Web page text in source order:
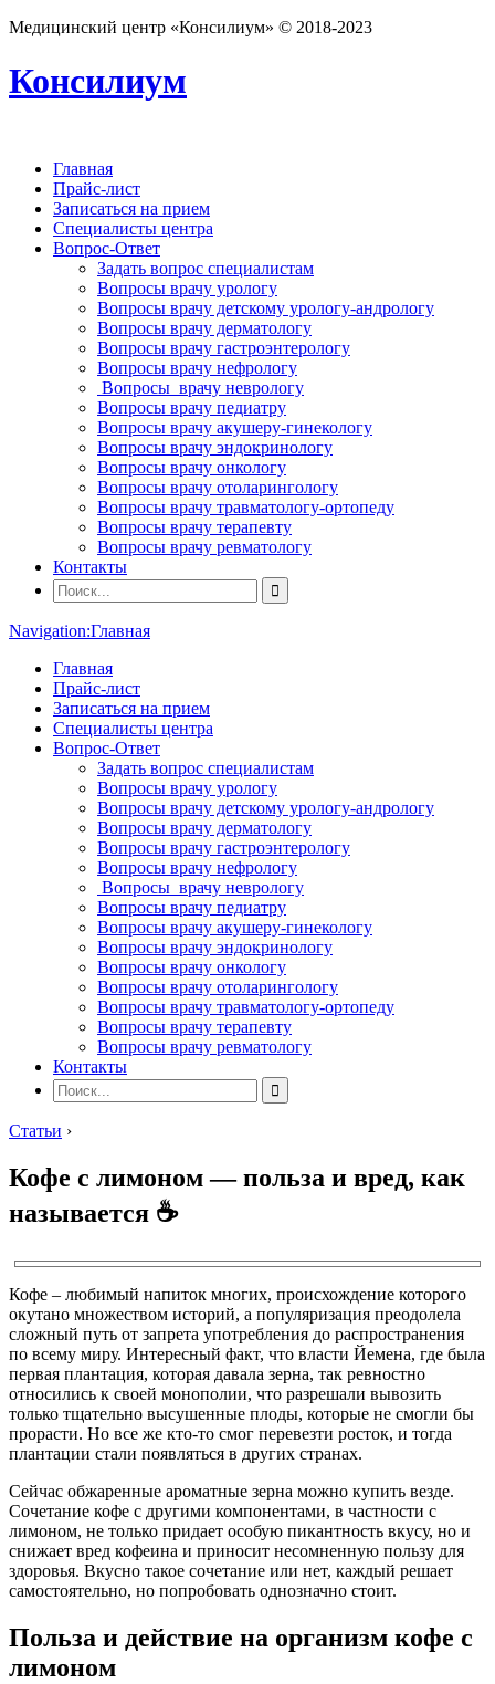
Медицинский центр «Консилиум» © 2018-2023
Консилиум
Главная
Прайс-лист
Записаться на прием
Специалисты центра
Вопрос-Ответ
Задать вопрос специалистам
Вопросы врачу урологу
Вопросы врачу детскому урологу-андрологу
Вопросы врачу дерматологу
Вопросы врачу гастроэнтерологу
Вопросы врачу нефрологу
Вопросы врачу неврологу
Вопросы врачу педиатру
Вопросы врачу акушеру-гинекологу
Вопросы врачу эндокринологу
Вопросы врачу онкологу
Вопросы врачу отоларингологу
Вопросы врачу травматологу-ортопеду
Вопросы врачу терапевту
Вопросы врачу ревматологу
Контакты
Navigation:Главная
Главная
Прайс-лист
Записаться на прием
Специалисты центра
Вопрос-Ответ
Задать вопрос специалистам
Вопросы врачу урологу
Вопросы врачу детскому урологу-андрологу
Вопросы врачу дерматологу
Вопросы врачу гастроэнтерологу
Вопросы врачу нефрологу
Вопросы врачу неврологу
Вопросы врачу педиатру
Вопросы врачу акушеру-гинекологу
Вопросы врачу эндокринологу
Вопросы врачу онкологу
Вопросы врачу отоларингологу
Вопросы врачу травматологу-ортопеду
Вопросы врачу терапевту
Вопросы врачу ревматологу
Контакты
Статьи ›
Кофе с лимоном — польза и вред, как
называется ☕
Кофе – любимый напиток многих, происхождение которого
окутано множеством историй, а популяризация преодолела
сложный путь от запрета употребления до распространения
по всему миру. Интересный факт, что власти Йемена, где была
первая плантация, которая давала зерна, так ревностно
относились к своей монополии, что разрешали вывозить
только тщательно высушенные плоды, которые не смогли бы
прорасти. Но все же кто-то смог перевезти росток, и тогда
плантации стали появляться в других странах.
Сейчас обжаренные ароматные зерна можно купить везде.
Сочетание кофе с другими компонентами, в частности с
лимоном, не только придает особую пикантность вкусу, но и
снижает вред кофеина и приносит несомненную пользу для
здоровья. Вкусно такое сочетание или нет, каждый решает
самостоятельно, но попробовать однозначно стоит.
Польза и действие на организм кофе с
лимоном